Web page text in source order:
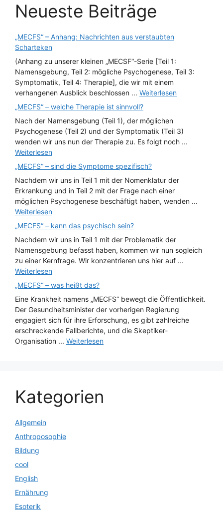
Neueste Beiträge
„MECFS“ – Anhang: Nachrichten aus verstaubten
Scharteken
(Anhang zu unserer kleinen „MECSF“-Serie [Teil 1:
Namensgebung, Teil 2: mögliche Psychogenese, Teil 3:
Symptomatik, Teil 4: Therapie], die wir mit einem
verhangenen Ausblick beschlossen ... Weiterlesen
„MECFS“ – welche Therapie ist sinnvoll?
Nach der Namensgebung (Teil 1), der möglichen
Psychogenese (Teil 2) und der Symptomatik (Teil 3)
wenden wir uns nun der Therapie zu. Es folgt noch ...
Weiterlesen
„MECFS“ – sind die Symptome spezifisch?
Nachdem wir uns in Teil 1 mit der Nomenklatur der
Erkrankung und in Teil 2 mit der Frage nach einer
möglichen Psychogenese beschäftigt haben, wenden ...
Weiterlesen
„MECFS“ – kann das psychisch sein?
Nachdem wir uns in Teil 1 mit der Problematik der
Namensgebung befasst haben, kommen wir nun sogleich
zu einer Kernfrage. Wir konzentrieren uns hier auf ...
Weiterlesen
„MECFS“ – was heißt das?
Eine Krankheit namens „MECFS“ bewegt die Öffentlichkeit.
Der Gesundheitsminister der vorherigen Regierung
engagiert sich für ihre Erforschung, es gibt zahlreiche
erschreckende Fallberichte, und die Skeptiker-
Organisation ... Weiterlesen
Kategorien
Allgemein
Anthroposophie
Bildung
cool
English
Ernährung
Esoterik